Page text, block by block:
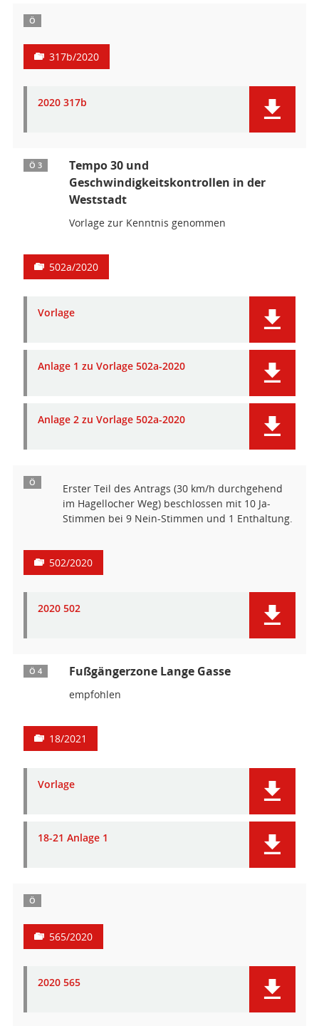
Ö
317b/2020
2020 317b
Ö 3
Tempo 30 und
Geschwindigkeitskontrollen in der
Weststadt
Vorlage zur Kenntnis genommen
502a/2020
Vorlage
Anlage 1 zu Vorlage 502a-2020
Anlage 2 zu Vorlage 502a-2020
Ö
Erster Teil des Antrags (30 km/h durchgehend
im Hagellocher Weg) beschlossen mit 10 Ja-
Stimmen bei 9 Nein-Stimmen und 1 Enthaltung.
502/2020
2020 502
Ö 4 Fußgängerzone Lange Gasse
empfohlen
18/2021
Vorlage
18-21 Anlage 1
Ö
565/2020
2020 565